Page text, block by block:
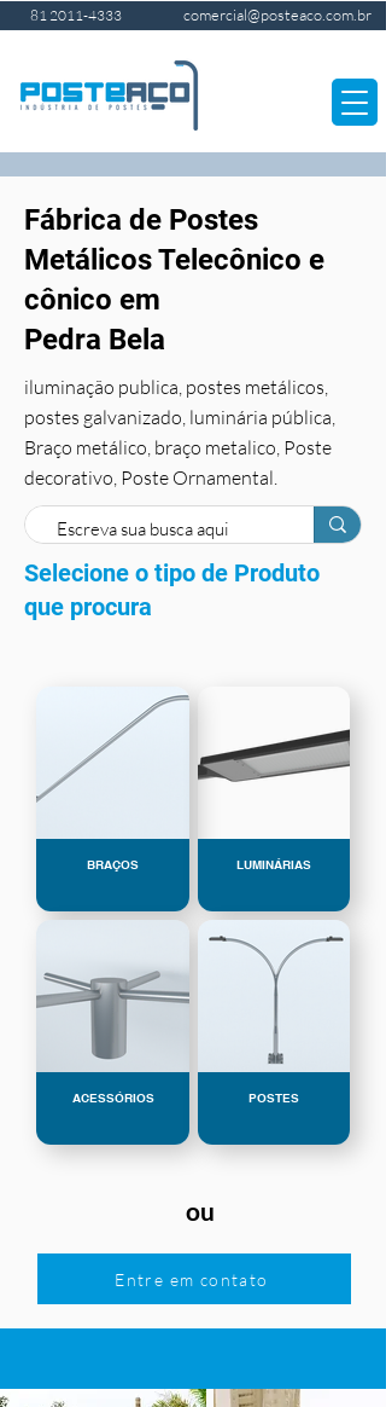
81 2011-4333 comercial@posteaco.com.br
Fábrica de Postes
Metálicos Telecônico e
cônico em
Pedra Bela
iluminação publica, postes metálicos,
postes galvanizado, luminária pública,
Braço metálico, braço metalico, Poste
decorativo, Poste Ornamental.
Selecione o tipo de Produto
que procura
BRAÇOS LUMINÁRIAS
ACESSÓRIOS POSTES
ou
Entre em contato